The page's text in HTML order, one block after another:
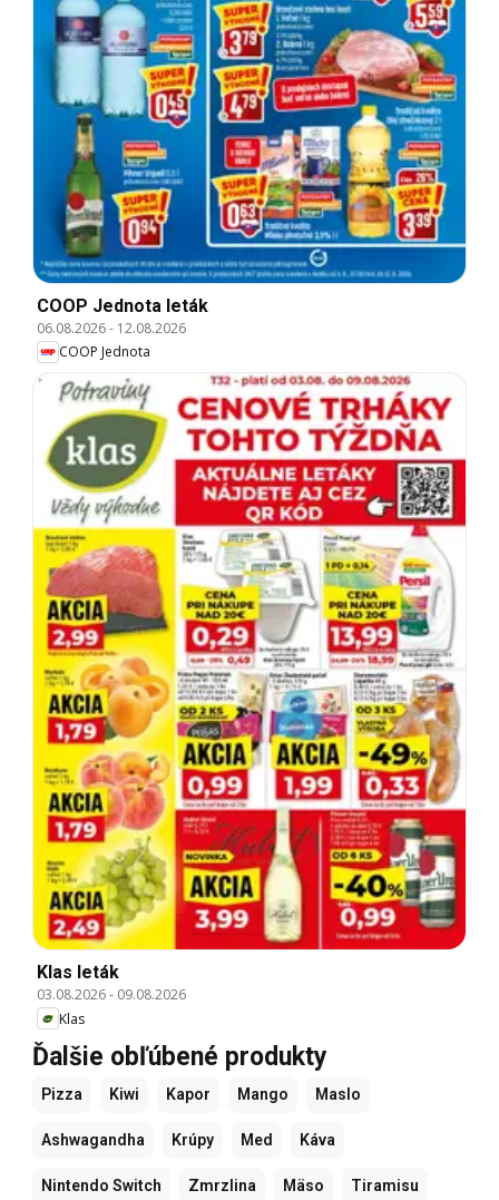
COOP Jednota leták
06.08.2026- 12.08.2026
COOP Jednota
Klas leták
03.08.2026- 09.08.2026
Klas
Ďalšie obľúbené produkty
Pizza Kiwi Kapor Mango Maslo
Ashwagandha Krúpy Med Káva
Nintendo Switch Zmrzlina Mäso Tiramisu